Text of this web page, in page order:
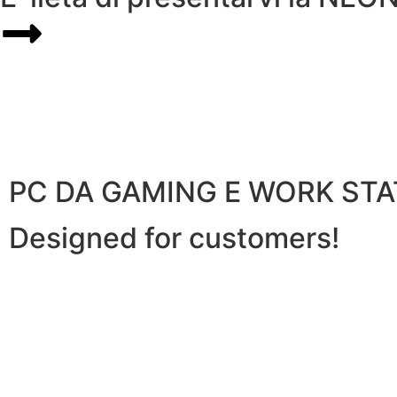
PC DA GAMING E WORK
Designed for customers!